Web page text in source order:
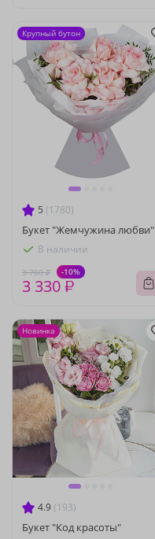
5 (1780)
Букет "Жемчужина любви"
В наличии
3 700 ₽ -10%
3 330 ₽
Крупный бутон
4.9 (193)
Букет "Код красоты"
Новинка